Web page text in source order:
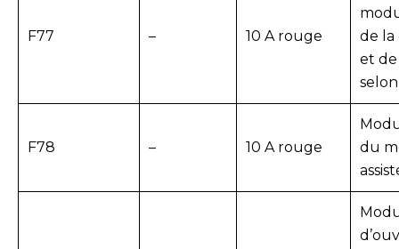
F77 – 10 A rouge
de la
et de
F78 – 10 A rouge
du